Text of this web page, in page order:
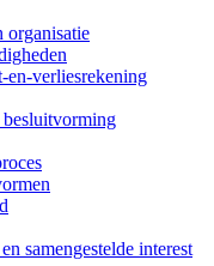
organisatie
en-verliesrekening
samengestelde interest